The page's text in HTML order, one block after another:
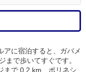
アに宿泊すると、ガバメ
まで歩いてすぐです。
まで 0.2 km、ポリネシ